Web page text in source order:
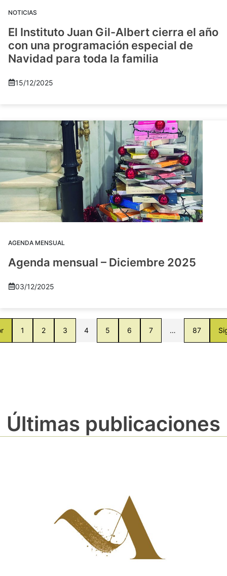
NOTICIAS
El Instituto Juan Gil-Albert cierra el año
con una programación especial de
Navidad para toda la familia
15/12/2025
AGENDA MENSUAL
Agenda mensual – Diciembre 2025
03/12/2025
1 2 3 4 5 6 7 … 87
Últimas publicaciones